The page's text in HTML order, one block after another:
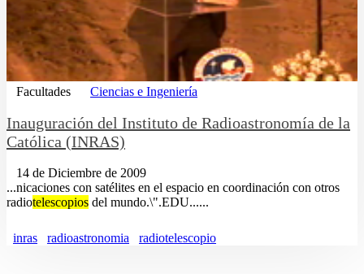
Facultades Ciencias e Ingeniería
Inauguración del Instituto de Radioastronomía de la
Católica (INRAS)
14 de Diciembre de 2009
...nicaciones con satélites en el espacio en coordinación con otros
radiotelescopios del mundo.\".EDU......
inras radioastronomia radiotelescopio